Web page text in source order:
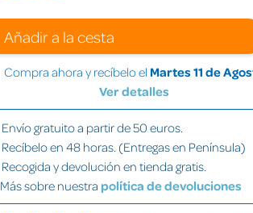
Añadir a la cesta
Compra ahora y recíbelo el Martes 11 de
Ver detalles
Envío gratuito a partir de 50 euros.
Recíbelo en 48 horas. (Entregas en Península)
Recogida y devolución en tienda gratis.
Más sobre nuestra política de devoluciones